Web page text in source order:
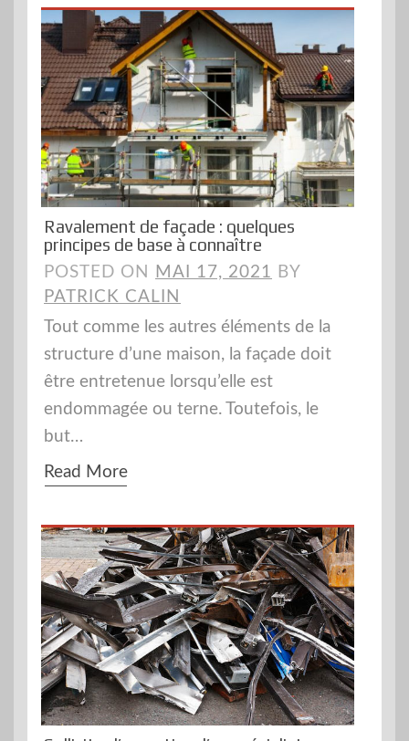
Ravalement de façade : quelques
principes de base à connaître
POSTED ON MAI 17, 2021
BY
PATRICK CALIN
Tout comme les autres éléments de la
structure d’une maison, la façade doit
être entretenue lorsqu’elle est
endommagée ou terne. Toutefois, le
but…
Read More